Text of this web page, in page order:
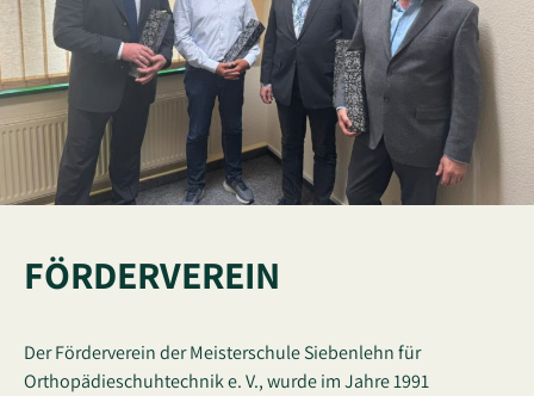
FÖRDERVEREIN
Der Förderverein der Meisterschule Siebenlehn für
Orthopädieschuhtechnik e. V., wurde im Jahre 1991